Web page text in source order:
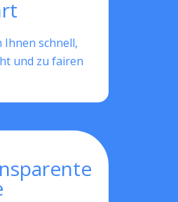
Ihnen schnell,
und zu fairen